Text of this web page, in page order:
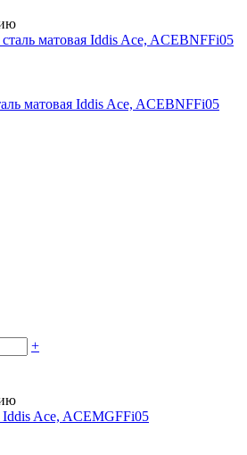
матовая Iddis Ace, ACEBNFFi05
+